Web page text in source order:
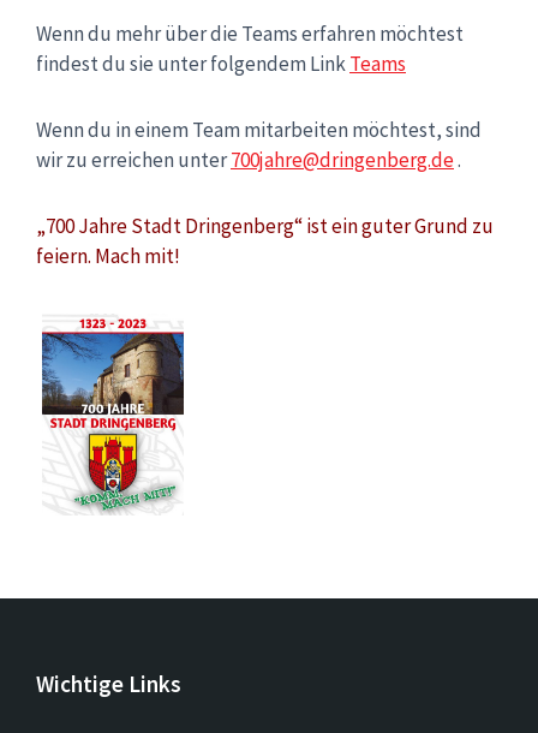
Wenn du mehr über die Teams erfahren möchtest
findest du sie unter folgendem LinkTeams
Wenn du in einem Team mitarbeiten möchtest, sind
wir zu erreichen unter700jahre@dringenberg.de.
„700 Jahre Stadt Dringenberg“ ist ein guter Grund zu
feiern. Mach mit!
Wichtige Links